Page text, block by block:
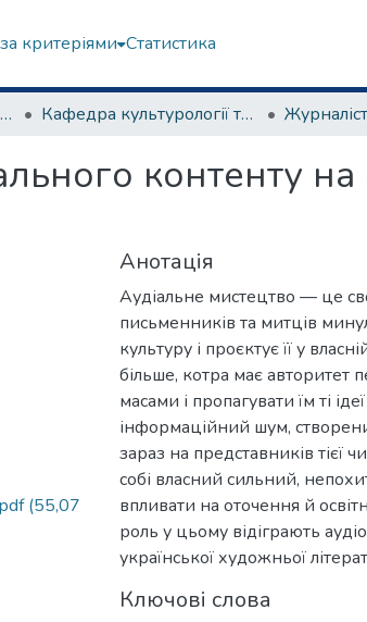
критеріями Статистика
Факультет культурології та соціальних комунікацій Кафедра культурології та музеєзнавства
контенту
(55,07
Анотація
Аудіальне мистецтво — це
письменників та митців
культуру і проєктує її у
більше, котра має авторитет
масами і пропагувати їм ті
інформаційний шум,
зараз на представників тієї
собі власний сильний,
впливати на оточення й
роль у цьому відіграють
української художньої
Ключові слова